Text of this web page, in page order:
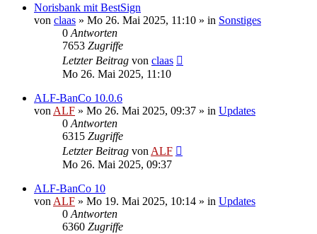
Norisbank mit BestSign
von claas » Mo 26. Mai 2025, 11:10 » in Sonstiges
0 Antworten
7653 Zugriffe
Letzter Beitrag von claas
Mo 26. Mai 2025, 11:10
ALF-BanCo 10.0.6
von ALF » Mo 26. Mai 2025, 09:37 » in Updates
0 Antworten
6315 Zugriffe
Letzter Beitrag von ALF
Mo 26. Mai 2025, 09:37
ALF-BanCo 10
von ALF » Mo 19. Mai 2025, 10:14 » in Updates
0 Antworten
6360 Zugriffe